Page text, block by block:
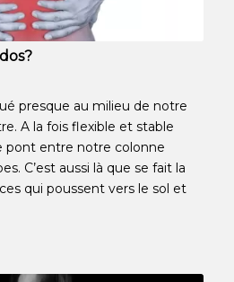
presque au milieu de notre
A la fois flexible et stable
pont entre notre colonne
C’est aussi là que se fait la
qui poussent vers le sol et